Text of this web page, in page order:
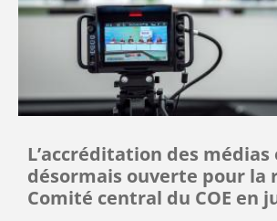
L’accréditation des médias
désormais ouverte pour la
Comité central du COE en